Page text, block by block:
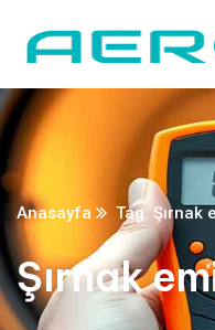
Anasayfa Tag: Şırnak
Şırnak